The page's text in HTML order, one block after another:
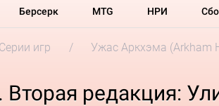
Берсерк MTG НРИ
Серии игр Ужас Аркхэма (Arkham
редакция: